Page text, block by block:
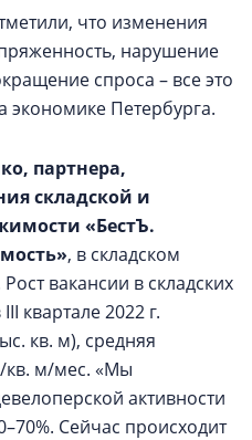
что изменения
нарушение
спроса – все это
экономике Петербурга.
партнера,
складской и
«БестЪ.
, в складском
вакансии в складских
квартале 2022 г.
кв. м), средняя
кв. м/мес. «Мы
активности
Сейчас происходит